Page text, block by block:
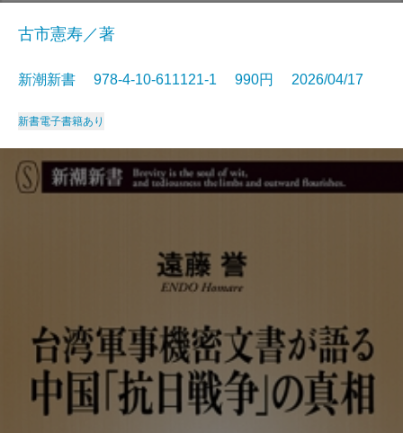
古市憲寿／著
新潮新書 978-4-10-611121-1 990円 2026/04/17
新書電子書籍あり